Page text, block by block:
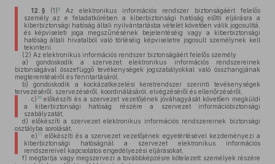
12. § (1)9
Az elektronikus információs rendszer biztonságáért felelős
személy az e feladatkörében a kiberbiztonsági hatóság előtti eljárásra a
kiberbiztonsági hatóság általi nyilvántartásba vételét követően válik jogosulttá,
és képviseleti joga megszűnésének bejelentéséig vagy a kiberbiztonsági
hatóság általi hivatalból való törléséig képviseletre jogosult személynek kell
tekinteni.
(2) Az elektronikus információs rendszer biztonságáért felelős személy
a) gondoskodik a szervezet elektronikus információs rendszereinek
biztonságával összefüggő tevékenységek jogszabályokkal való összhangjának
megteremtéséről és fenntartásáról,
b) gondoskodik a kockázatkezelési keretrendszer szerinti tevékenységek
tervezéséről, szervezéséről, koordinálásáról, elvégzéséről és ellenőrzéséről,
c) 10előkészíti és a szervezet vezetőjének jóváhagyását követően megküldi
a kiberbiztonsági hatóság részére a szervezet információbiztonsági
szabályzatát,
d) előkészíti a szervezet elektronikus információs rendszereinek biztonsági
osztályba sorolását,
e) 11 előkészíti és a szervezet vezetőjének egyetértésével kezdeményezi a
kiberbiztonsági hatóságnál a szervezet elektronikus információs
rendszereivel kapcsolatos engedélyezési eljárásokat,
f) megtartja vagy megszervezi a továbbképzésre kötelezett személyek részére